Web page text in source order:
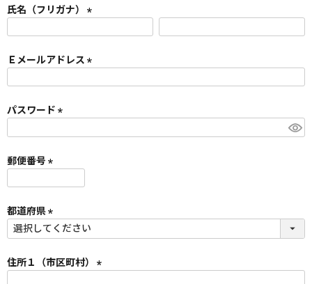
須
)
氏名（フリガナ）
須
)
Ｅメールアドレス
)
パスワード
)
郵便番号
須
)
都道府県
(
須
)
住所１（市区町村）